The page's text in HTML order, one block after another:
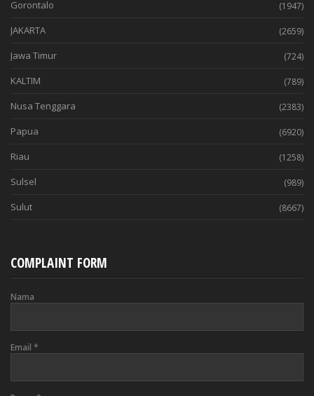
Gorontalo (1947)
JAKARTA (2659)
Jawa Timur (724)
KALTIM (789)
Nusa Tenggara (2383)
Papua (6920)
Riau (1258)
Sulsel (989)
Sulut (8667)
COMPLAINT FORM
Nama
Email *